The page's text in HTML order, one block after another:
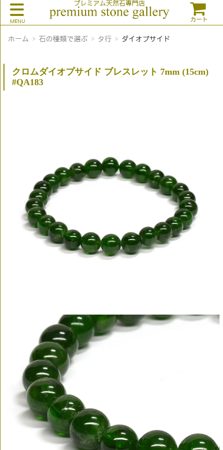
プレミアム天然石専門店
カート
ホーム 石の種類で選ぶ タ行 ダイオプサイド
クロムダイオプサイド ブレスレット 7mm (15cm)
#QA183